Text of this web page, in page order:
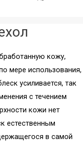
кожу,
мере использования,
усиливается, так
с течением
кожи нет
естественным
в самой